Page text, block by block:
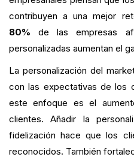
contribuyen a una mejor
80% de las empresas
personalizadas aumentan el
La personalización del
con las expectativas de los
este enfoque es el
clientes. Añadir la
fidelización hace que los
reconocidos. También